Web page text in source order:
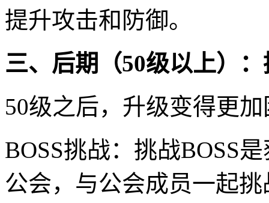
提升攻击和防御。
三、后期（50级以上）
50级之后，升级变得更
BOSS挑战：挑战BOSS
公会，与公会成员一起